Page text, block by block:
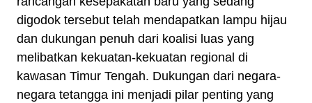
digodok tersebut telah mendapatkan lampu hijau
dan dukungan penuh dari koalisi luas yang
melibatkan kekuatan-kekuatan regional di
kawasan Timur Tengah. Dukungan dari negara-
negara tetangga ini menjadi pilar penting yang